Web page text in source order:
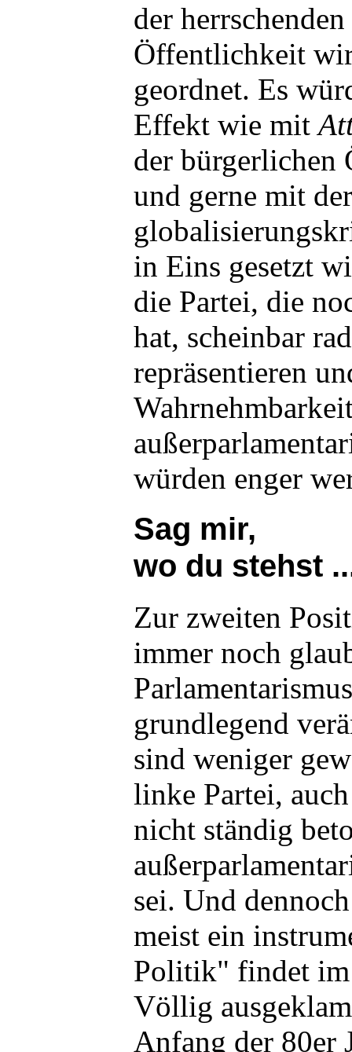
der
Öffentlichkeit
geordnet. Es
Effekt wie mit
der
und gerne mit der
in Eins gesetzt
die Partei, die
hat, scheinbar
repräsentieren
würden enger
Sag mir,
wo du stehst
Zur zweiten
immer noch
grundlegend
sind weniger
linke Partei,
nicht ständig
sei. Und
meist ein
Politik" findet im
Völlig
Anfang der 80er